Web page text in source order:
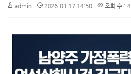
admin 2026.03.17 14:50 조회 수 : 4